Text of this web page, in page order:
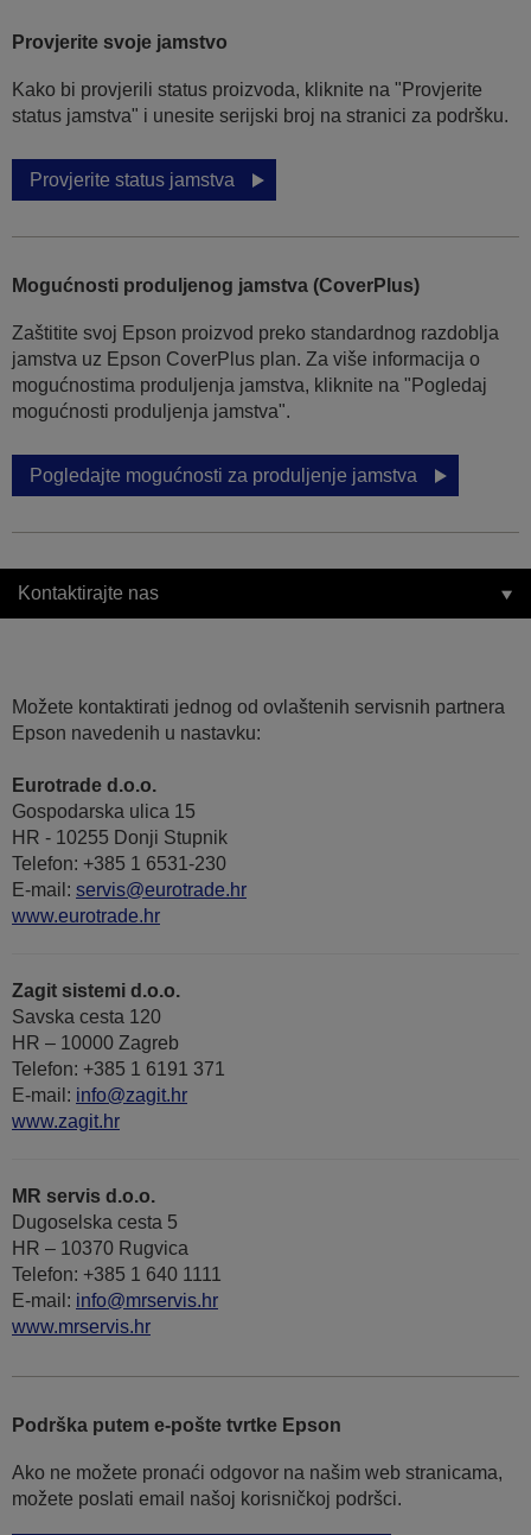
Provjerite svoje jamstvo
Kako bi provjerili status proizvoda, kliknite na "Provjerite
status jamstva" i unesite serijski broj na stranici za podršku.
Provjerite status jamstva
Mogućnosti produljenog jamstva (CoverPlus)
Zaštitite svoj Epson proizvod preko standardnog razdoblja
jamstva uz Epson CoverPlus plan. Za više informacija o
mogućnostima produljenja jamstva, kliknite na "Pogledaj
mogućnosti produljenja jamstva".
Pogledajte mogućnosti za produljenje jamstva
Kontaktirajte nas
Možete kontaktirati jednog od ovlaštenih servisnih partnera
Epson navedenih u nastavku:
Eurotrade d.o.o.
Gospodarska ulica 15
HR - 10255 Donji Stupnik
Telefon: +385 1 6531-230
E-mail: servis@eurotrade.hr
www.eurotrade.hr
Zagit sistemi d.o.o.
Savska cesta 120
HR – 10000 Zagreb
Telefon: +385 1 6191 371
E-mail: info@zagit.hr
www.zagit.hr
MR servis d.o.o.
Dugoselska cesta 5
HR – 10370 Rugvica
Telefon: +385 1 640 1111
Е-mail: info@mrservis.hr
www.mrservis.hr
Podrška putem e-pošte tvrtke Epson
Ako ne možete pronaći odgovor na našim web stranicama,
možete poslati email našoj korisničkoj podršci.